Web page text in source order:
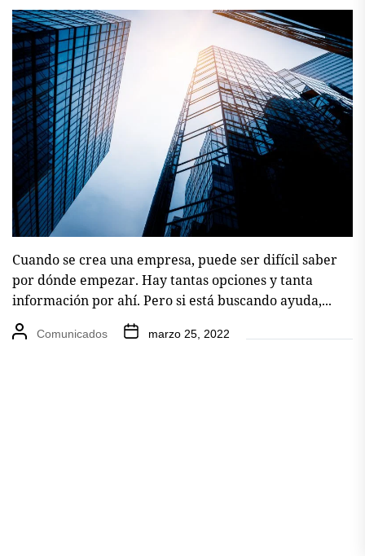
Cuando se crea una empresa, puede ser difícil saber
por dónde empezar. Hay tantas opciones y tanta
información por ahí. Pero si está buscando ayuda,...
Comunicados marzo 25, 2022